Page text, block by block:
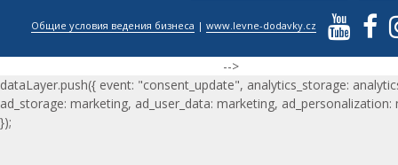
Общие условия ведения бизнеса |www.levne-dodavky.cz
-->
dataLayer.push({ event: "consent_update", analytics_storage:
ad_storage: marketing, ad_user_data: marketing, ad_personalization:
});